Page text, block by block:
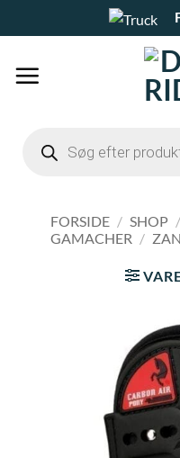
til
search
FORSIDE / SHOP /
GAMACHER /